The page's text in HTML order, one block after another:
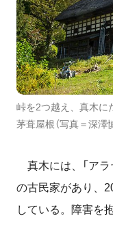
峠を2つ越え、真木に
茅葺屋根（写真＝深澤
真木には、「アラ
の古民家があり、
している。障害を